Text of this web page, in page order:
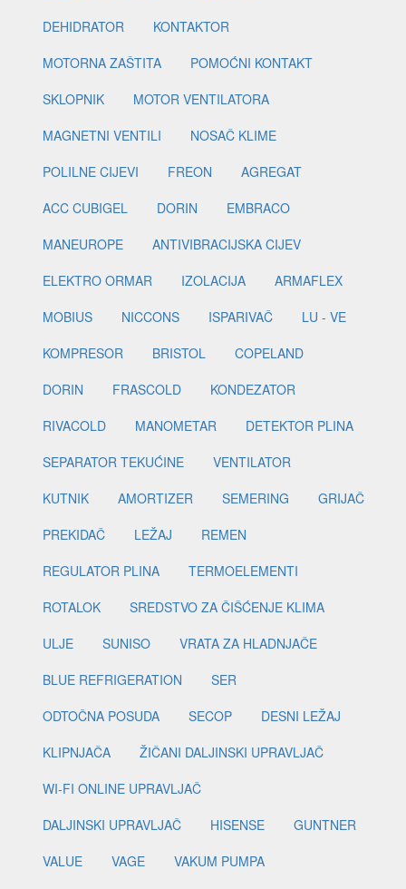
DEHIDRATOR
KONTAKTOR
MOTORNA ZAŠTITA
POMOĆNI KONTAKT
SKLOPNIK
MOTOR VENTILATORA
MAGNETNI VENTILI
NOSAČ KLIME
POLILNE CIJEVI
FREON
AGREGAT
ACC CUBIGEL
DORIN
EMBRACO
MANEUROPE
ANTIVIBRACIJSKA CIJEV
ELEKTRO ORMAR
IZOLACIJA
ARMAFLEX
MOBIUS
NICCONS ISPARIVAČ
LU - VE
KOMPRESOR
BRISTOL
COPELAND
DORIN
FRASCOLD
KONDEZATOR
RIVACOLD
MANOMETAR
DETEKTOR PLINA
SEPARATOR TEKUĆINE
VENTILATOR
KUTNIK
AMORTIZER SEMERING
GRIJAČ
PREKIDAČ
LEŽAJ
REMEN
REGULATOR PLINA
TERMOELEMENTI
ROTALOK
SREDSTVO ZA ČIŠĆENJE KLIMA
ULJE
SUNISO
VRATA ZA HLADNJAČE
BLUE REFRIGERATION
SER
ODTOČNA POSUDA
SECOP
DESNI LEŽAJ
KLIPNJAČA
ŽIČANI DALJINSKI UPRAVLJAČ
WI-FI ONLINE UPRAVLJAČ
DALJINSKI UPRAVLJAČ
HISENSE
GUNTNER
VALUE
VAGE
VAKUM PUMPA